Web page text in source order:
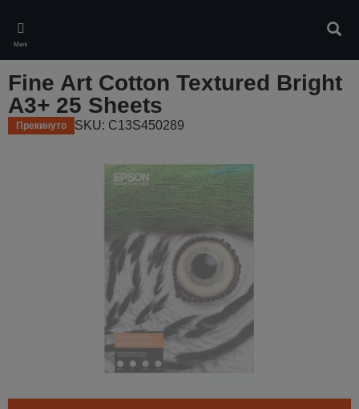
main
content
Meni
Fine Art Cotton Textured Bright
A3+ 25 Sheets
Прекинуто SKU: C13S450289